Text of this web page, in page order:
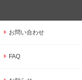
お問い合わせ
FAQ